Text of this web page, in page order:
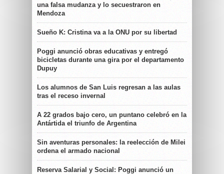
una falsa mudanza y lo secuestraron en
Mendoza
Sueño K: Cristina va a la ONU por su libertad
Poggi anunció obras educativas y entregó
bicicletas durante una gira por el departamento
Dupuy
Los alumnos de San Luis regresan a las aulas
tras el receso invernal
A 22 grados bajo cero, un puntano celebró en la
Antártida el triunfo de Argentina
Sin aventuras personales: la reelección de Milei
ordena el armado nacional
Reserva Salarial y Social: Poggi anunció un